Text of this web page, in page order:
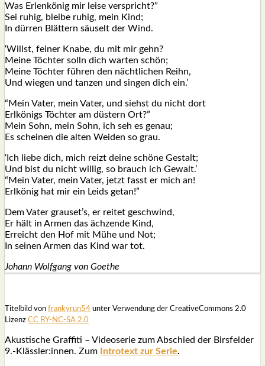
Was Erlenkönig mir lei­se ver­spricht?”
Sei ruhig, blei­be ruhig, mein Kind;
In dürren Blättern säuselt der Wind.
‘Willst, fei­ner Kna­be, du mit mir gehn?
Mei­ne Töchter solln dich war­ten schön;
Mei­ne Töchter führen den nächtlichen Reihn,
Und wie­gen und tan­zen und sin­gen dich ein.’
“Mein Vater, mein Vater, und siehst du nicht dort
Erlkönigs Töchter am düstern Ort?”
Mein Sohn, mein Sohn, ich seh es genau;
Es schei­nen die alten Wei­den so grau.
‘Ich lie­be dich, mich reizt dei­ne schöne Gestalt;
Und bist du nicht wil­lig, so brauch ich Gewalt.’
“Mein Vater, mein Vater, jetzt fasst er mich an!
Erlkönig hat mir ein Leids getan!”
Dem Vater grauset’s, er rei­tet geschwind,
Er hält in Armen das ächzende Kind,
Erreicht den Hof mit Mühe und Not;
In sei­nen Armen das Kind war tot.
Johann Wolf­gang von Goe­the
Titel­bild von frankyrun54 unter Ver­wen­dung der Crea­tive­Com­mons 2.0
Lizenz CC BY-NC-SA 2.0
Akus­ti­sche Graf­fi­ti – Video­se­rie zum Abschied der Birs­fel­der
9.-Klässler:innen. Zum
Int­ro­text zur Serie.